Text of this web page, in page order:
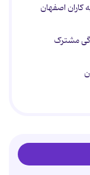
کاران اصفهان
مشترک